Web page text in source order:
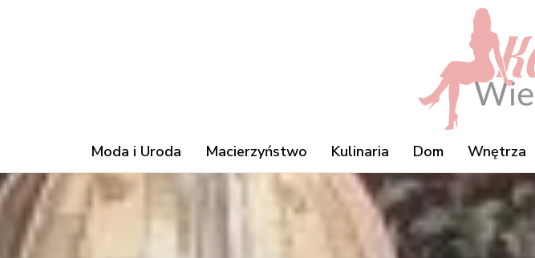
Moda i Uroda Macierzyństwo Kulinaria Dom Wnętrza